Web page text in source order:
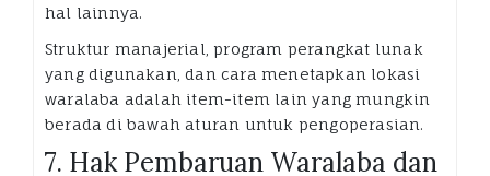
hal lainnya.
Struktur manajerial, program perangkat lunak
yang digunakan, dan cara menetapkan lokasi
waralaba adalah item-item lain yang mungkin
berada di bawah aturan untuk pengoperasian.
7. Hak Pembaruan Waralaba dan